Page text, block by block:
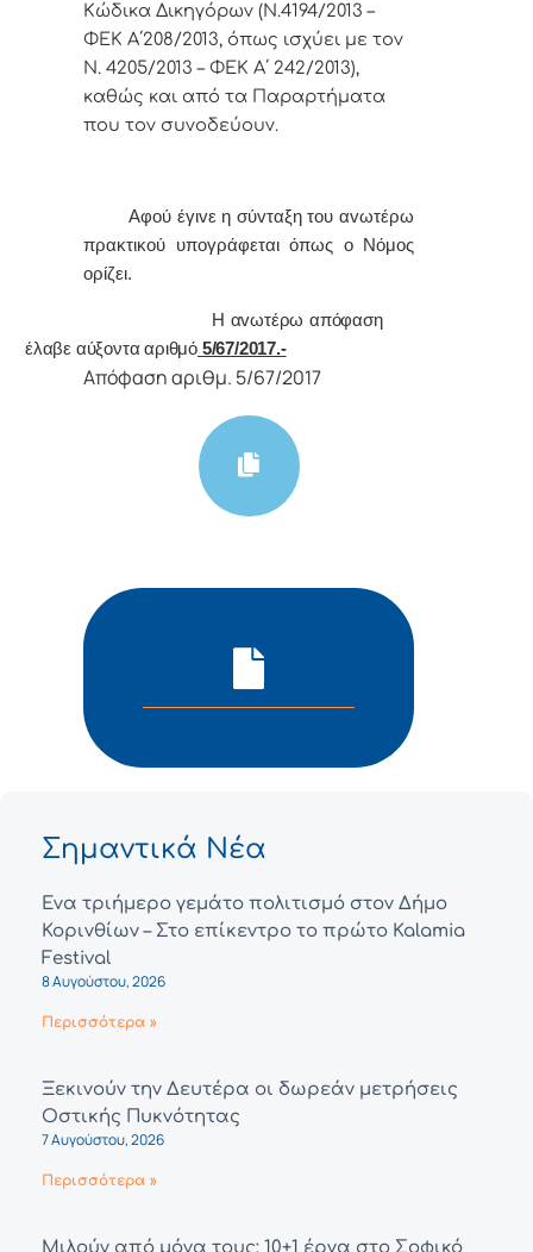
Κώδικα Δικηγόρων (Ν.4194/2013 –
ΦΕΚ Α΄208/2013, όπως ισχύει με τον
Ν. 4205/2013 – ΦΕΚ Α΄ 242/2013),
καθώς και από τα Παραρτήματα
που τον συνοδεύουν.
Αφoύ έγιvε η σύvταξη τoυ αvωτέρω
πρακτικoύ υπoγράφεται όπως o Νόμoς
oρίζει.
Η αvωτέρω απόφαση
έλαβε αύξοντα αριθμό5/67/2017.-
Απόφαση αριθμ. 5/67/2017
Σημαντικά Νέα
Ένα τριήμερο γεμάτο πολιτισμό στον Δήμο
Κορινθίων – Στο επίκεντρο το πρώτο Kalamia
Festival
8 Αυγούστου, 2026
Περισσότερα »
Ξεκινούν την Δευτέρα οι δωρεάν μετρήσεις
Οστικής Πυκνότητας
7 Αυγούστου, 2026
Περισσότερα »
Μιλούν από μόνα τους: 10+1 έργα στο Σοφικό